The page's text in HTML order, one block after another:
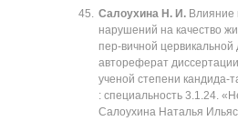
Салоухина Н. И. Влияние
нарушений на качество
пер-вичной цервикальной
автореферат
ученой степени кандида-
: специальность 3.1.24.
Салоухина Наталья